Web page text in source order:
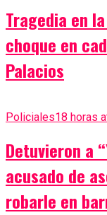
Tragedia en
choque en
Palacios
Policiales18 horas
Detuvieron a
acusado de
robarle en